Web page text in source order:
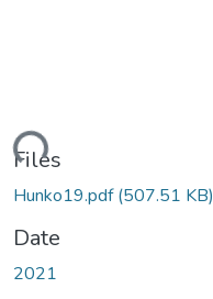
Files
Hunko19.pdf(507.51 KB)
Date
2021